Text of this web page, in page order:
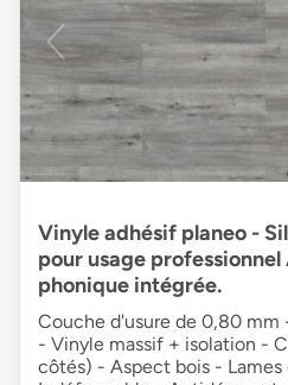
Vinyle adhésif planeo -
pour usage
phonique intégrée.
Couche d'usure de 0,80 mm
- Vinyle massif + isolation -
côtés) - Aspect bois -